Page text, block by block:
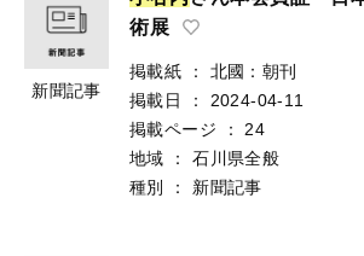
新聞記事
術展
掲載紙 ：
北國：朝刊
掲載日
：
2024-04-11
掲載ページ
：
24
地域
：
石川県全般
種別
： 新聞記事